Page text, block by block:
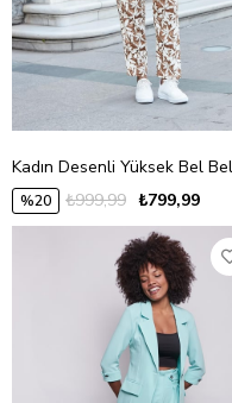
%20 ₺799,99
₺999,99